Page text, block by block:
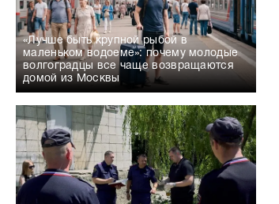
«Лучше быть крупной рыбой в
маленьком водоеме»: почему молодые
волгоградцы все чаще возвращаются
домой из Москвы